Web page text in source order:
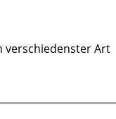
verschiedenster Art